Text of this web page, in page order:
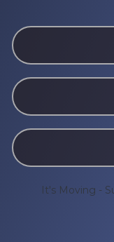
It's Moving -